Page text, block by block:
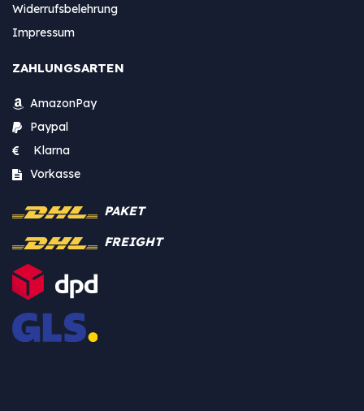
Widerrufsbelehrung
Impressum
ZAHLUNGSARTEN
AmazonPay
Paypal
Klarna
Vorkasse
PAKET
FREIGHT